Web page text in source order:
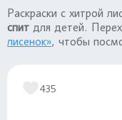
Раскраски с хитрой
спит для детей.
лисенок», чтобы
435